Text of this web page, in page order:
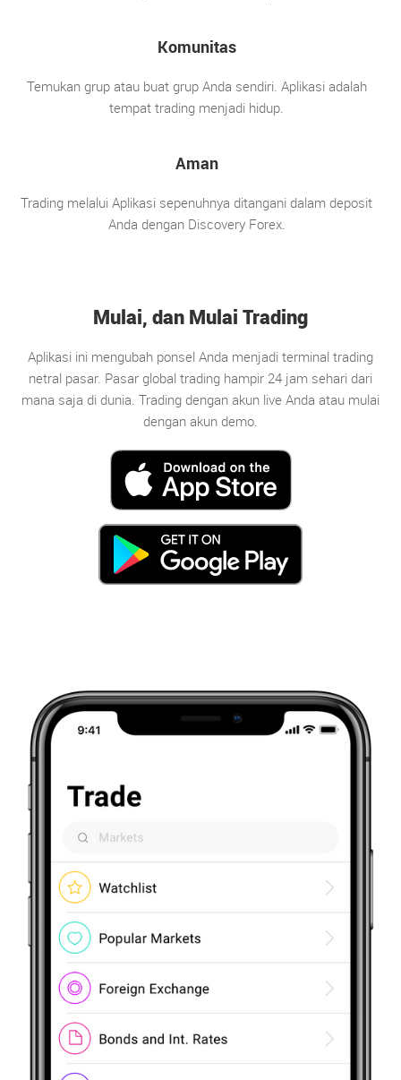
Komunitas
Temukan grup atau buat grup Anda sendiri. Aplikasi adalah
tempat trading menjadi hidup.
Aman
Trading melalui Aplikasi sepenuhnya ditangani dalam deposit
Anda dengan Discovery Forex.
Mulai, dan Mulai Trading
Aplikasi ini mengubah ponsel Anda menjadi terminal trading
netral pasar. Pasar global trading hampir 24 jam sehari dari
mana saja di dunia. Trading dengan akun live Anda atau mulai
dengan akun demo.